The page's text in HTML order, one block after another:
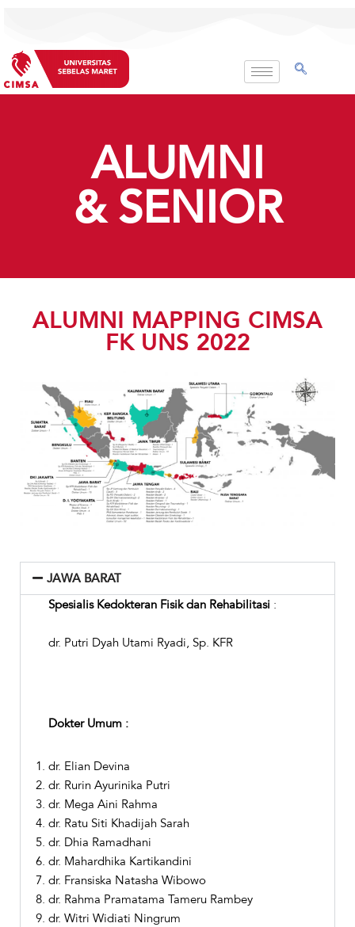
to
content
ALUMNI
& SENIOR
ALUMNI MAPPING CIMSA
FK UNS 2022
JAWA BARAT
Spesialis Kedokteran Fisik dan Rehabilitasi :
dr. Putri Dyah Utami Ryadi, Sp. KFR
Dokter Umum :
dr. Elian Devina
dr. Rurin Ayurinika Putri
dr. Mega Aini Rahma
dr. Ratu Siti Khadijah Sarah
dr. Dhia Ramadhani
dr. Mahardhika Kartikandini
dr. Fransiska Natasha Wibowo
dr. Rahma Pramatama Tameru Rambey
dr. Witri Widiati Ningrum